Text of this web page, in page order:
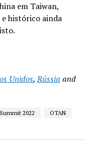
em Taiwan,
histórico ainda
Unidos,Rússia and
2022
OTAN